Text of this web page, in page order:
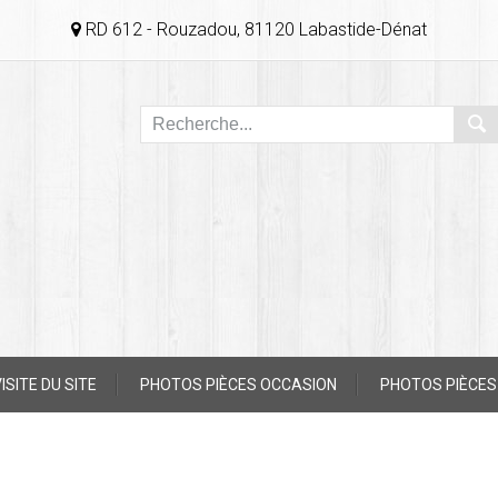
RD 612 - Rouzadou, 81120 Labastide-Dénat
DU SITE PHOTOS PIÈCES OCCASION PHOTOS